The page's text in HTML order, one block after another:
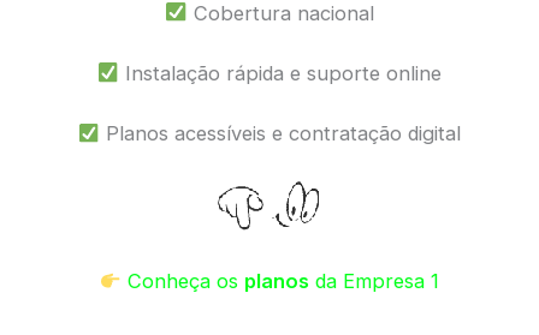
Cobertura nacional
Instalação rápida e suporte online
Planos acessíveis e contratação digital
Conheça os planos da Empresa 1